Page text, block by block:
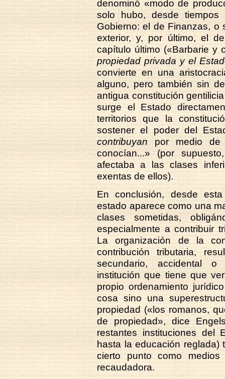
denominó «modo de
solo hubo, desde tiempos
Gobierno: el de Finanzas, o
exterior, y, por último, el
capítulo último («Barbarie y
propiedad privada y el
convierte en una
alguno, pero también sin
antigua constitución
surge el Estado
territorios que la
sostener el poder del
contribuyan por medio de
conocían...» (por
afectaba a las clases
exentas de ellos).
En conclusión, desde
estado aparece como una
clases sometidas,
especialmente a contribuir
La organización de la
contribución tributaria,
secundario, accidental o
institución que tiene que
propio ordenamiento
cosa sino una
propiedad («los romanos,
de propiedad», dice
restantes instituciones del
hasta la educación reglada)
cierto punto como
recaudadora.